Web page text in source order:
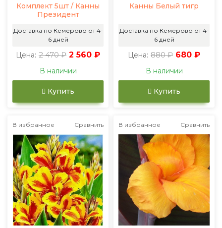
Комплект 5шт / Канны
Президент
Доставка по Кемерово от 4-
6 дней
Цена: 2 470 ₽ 2 560 ₽
В наличии
Купить
Канны Белый тигр
Доставка по Кемерово от 4-
6 дней
Цена: 880 ₽ 680 ₽
В наличии
Купить
В избранное Сравнить В избранное Сравнить